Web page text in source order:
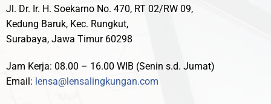
Jl. Dr. Ir. H. Soekarno No. 470, RT 02/RW 09,
Kedung Baruk, Kec. Rungkut,
Surabaya, Jawa Timur 60298
Jam Kerja: 08.00 – 16.00 WIB (Senin s.d. Jumat)
Email: lensa@lensalingkungan.com